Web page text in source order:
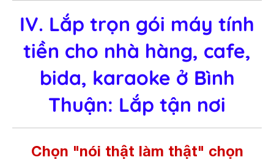
IV. Lắp trọn gói máy tính
tiền cho nhà hàng, cafe,
bida, karaoke ở Bình
Thuận: Lắp tận nơi
Chọn "nói thật làm thật" chọn